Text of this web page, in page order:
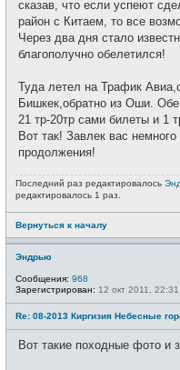
сказав, что если успеют
район с Китаем, то все
Через два дня стало
благополучно обелетился!
Туда летел на Трафик
Бишкек,обратно из Оши.
21 тр-20тр сами билеты и 1
Вот так! Завлек вас
продолжения!
Последний раз редактировалось
редактировалось 1 раз.
Вернуться к началу
Эндрью
Сообщения: 968
Зарегистрирован: 12 окт 2011, 22:31
Re: 08-2013 Киргизия Небесные
Вот такие походные фото и